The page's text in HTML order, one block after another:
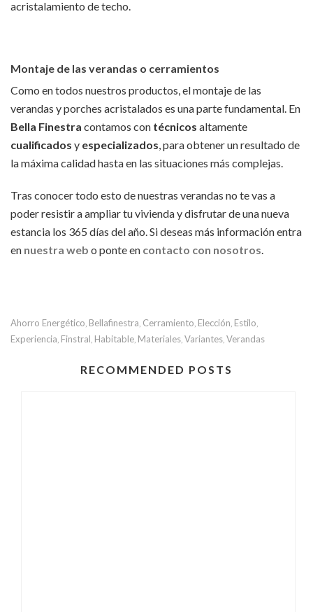
acristalamiento de techo.
Montaje de las verandas o cerramientos
Como en todos nuestros productos, el montaje de las
verandas y porches acristalados es una parte fundamental. En
Bella Finestra contamos con técnicos altamente
cualificados y especializados, para obtener un resultado de
la máxima calidad hasta en las situaciones más complejas.
Tras conocer todo esto de nuestras verandas no te vas a
poder resistir a ampliar tu vivienda y disfrutar de una nueva
estancia los 365 días del año. Si deseas más información entra
en nuestra web o ponte en contacto con nosotros.
Ahorro Energético, Bellafinestra, Cerramiento, Elección, Estilo,
Experiencia, Finstral, Habitable, Materiales, Variantes, Verandas
RECOMMENDED POSTS